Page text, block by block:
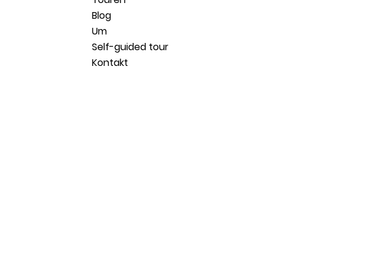
Blog
Um
Self-guided tour
Kontakt